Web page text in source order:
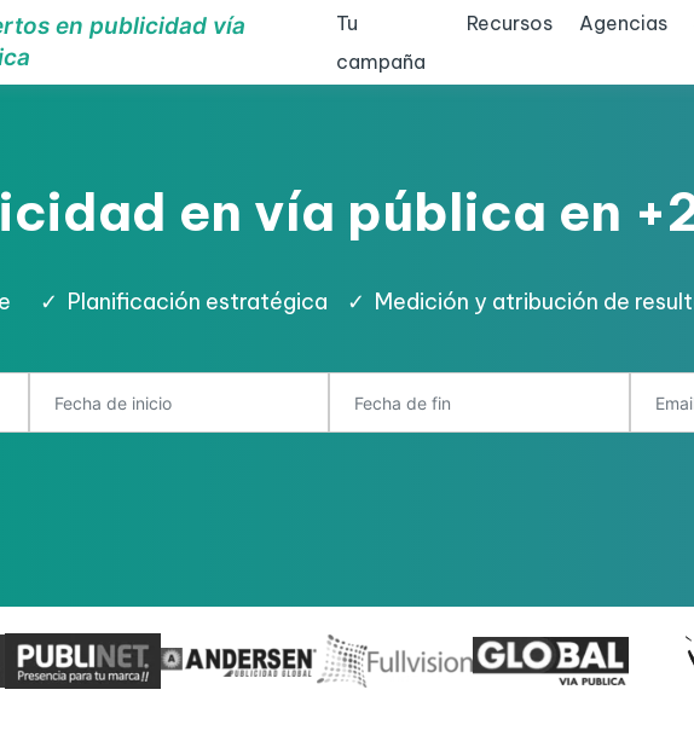
en publicidad vía
Tu
campaña
Recursos Agencias
en vía pública en
✓ Planificación estratégica ✓ Medición y atribución de